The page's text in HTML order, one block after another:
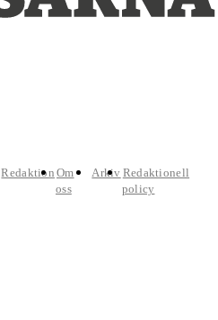
Redaktion Om
oss
Arkiv Redaktionell
policy